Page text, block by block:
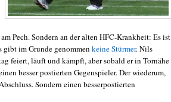
Pech. Sondern an der alten HFC-Krankheit: Es ist
gibt im Grunde genommen keine Stürmer. Nils
feiert, läuft und kämpft, aber sobald er in Tornähe
besser postierten Gegenspieler. Der wiederum,
Sondern einen besserpostierten